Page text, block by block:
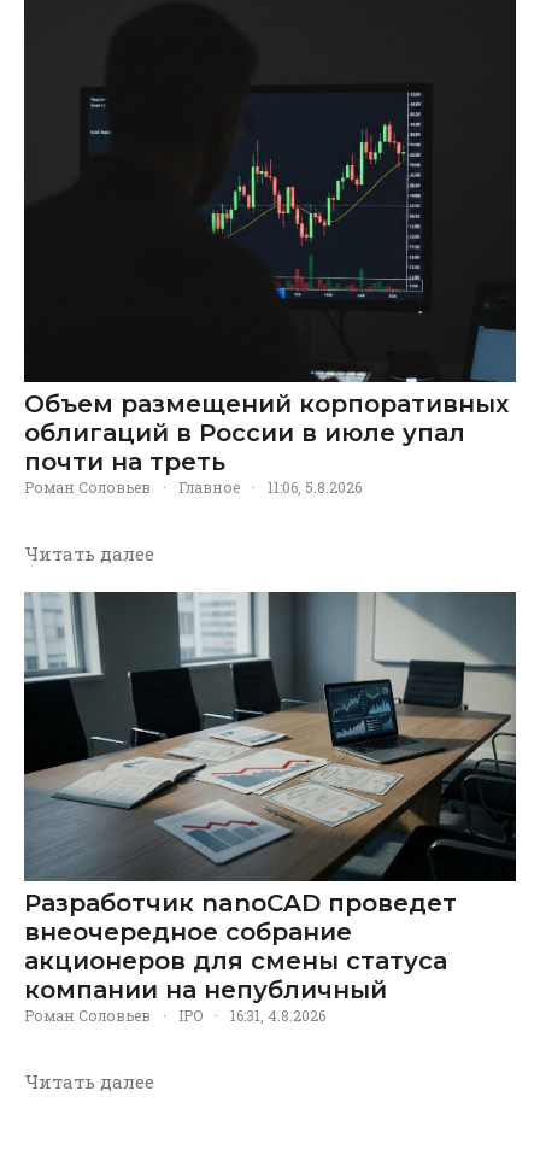
Объем размещений корпоративных
облигаций в России в июле упал
почти на треть
Роман Соловьев · Главное · 11:06, 5.8.2026
Читать далее
Разработчик nanoCAD проведет
внеочередное собрание
акционеров для смены статуса
компании на непубличный
Роман Соловьев · IPO · 16:31, 4.8.2026
Читать далее